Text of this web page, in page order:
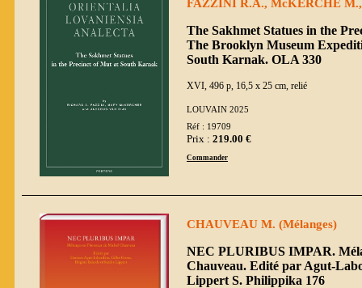
FAZZINI R.A., McKERCHE
The Sakhmet Statues in the
The Brooklyn Museum
South Karnak. OLA 330
XVI, 496 p, 16,5 x 25 cm, relié
LOUVAIN 2025
Réf : 19709
Prix : 219.00 €
Commander
CHAUVEAU M. (Mélanges)
NEC PLURIBUS IMPAR.
Chauveau. Edité par Agut-
Lippert S. Philippika 176